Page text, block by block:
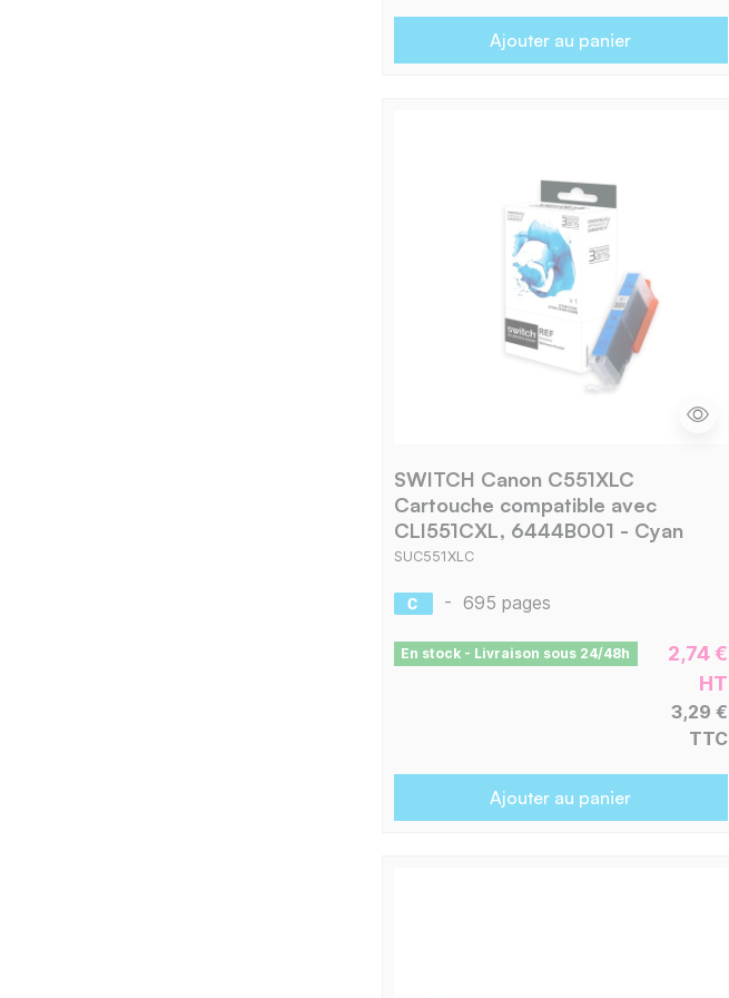
Ajouter au panier
SWITCH Canon C551XLC
Cartouche compatible avec
CLI551CXL, 6444B001 - Cyan
SUC551XLC
- 695 pages
En stock - Livraison sous 24/48h
2,74 €
HT
3,29 €
TTC
Ajouter au panier